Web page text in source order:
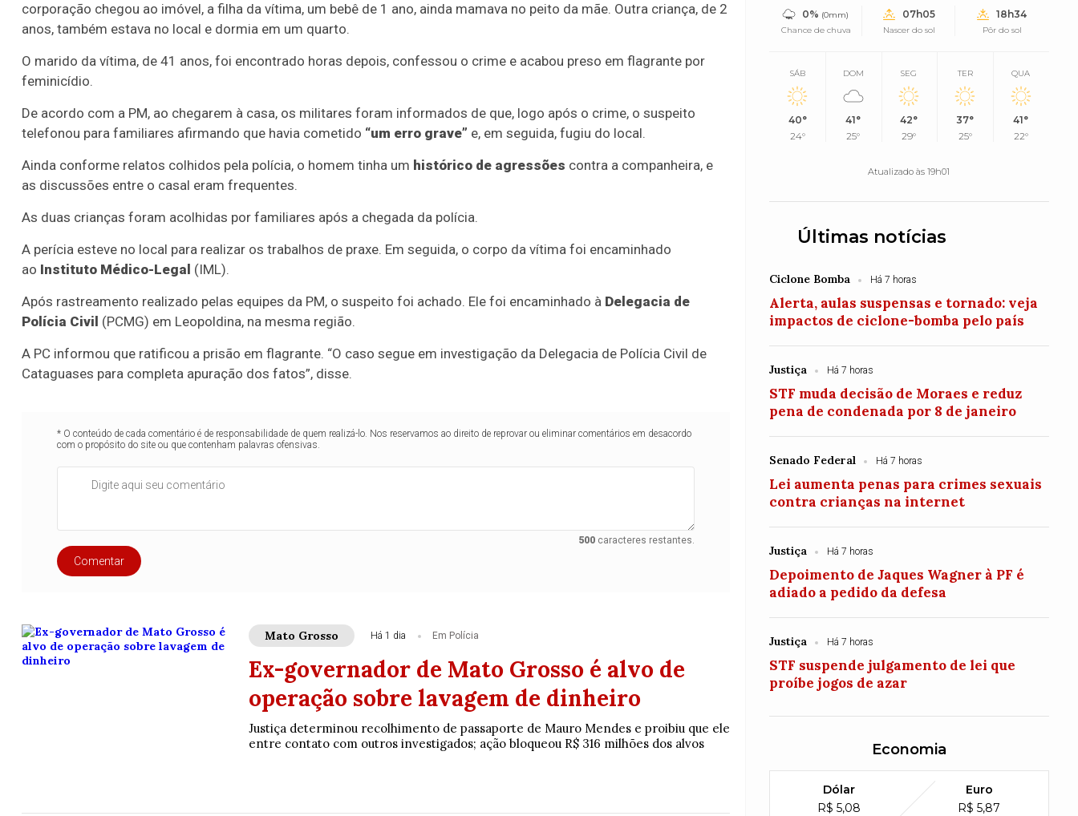
corporação chegou ao imóvel, a filha da vítima, um bebê de 1 ano, ainda mamava no peito da mãe. Outra criança, de 2
anos, também estava no local e dormia em um quarto.
O marido da vítima, de 41 anos, foi encontrado horas depois, confessou o crime e acabou preso em flagrante por
feminicídio.
De acordo com a PM, ao chegarem à casa, os militares foram informados de que, logo após o crime, o suspeito
telefonou para familiares afirmando que havia cometido “um erro grave” e, em seguida, fugiu do local.
Ainda conforme relatos colhidos pela polícia, o homem tinha um histórico de agressões contra a companheira, e
as discussões entre o casal eram frequentes.
As duas crianças foram acolhidas por familiares após a chegada da polícia.
A perícia esteve no local para realizar os trabalhos de praxe. Em seguida, o corpo da vítima foi encaminhado
ao Instituto Médico-Legal (IML).
Após rastreamento realizado pelas equipes da PM, o suspeito foi achado. Ele foi encaminhado à Delegacia de
Polícia Civil (PCMG) em Leopoldina, na mesma região.
A PC informou que ratificou a prisão em flagrante. “O caso segue em investigação da Delegacia de Polícia Civil de
Cataguases para completa apuração dos fatos”, disse.
* O conteúdo de cada comentário é de responsabilidade de quem realizá-lo. Nos reservamos ao direito de reprovar ou eliminar comentários em desacordo
com o propósito do site ou que contenham palavras ofensivas.
500caracteres restantes.
Comentar
Mato Grosso Há 1 dia Em Polícia
Ex-governador de Mato Grosso é alvo de
operação sobre lavagem de dinheiro
Justiça determinou recolhimento de passaporte de Mauro Mendes e proibiu que ele
entre contato com outros investigados; ação bloqueou R$ 316 milhões dos alvos
0% (0mm)
Chance de chuva
07h05
Nascer do sol
18h34
Pôr do sol
SÁB
40°
24°
DOM
41°
25°
SEG
42°
29°
TER
37°
25°
QUA
41°
22°
Atualizado às 19h01
Últimas notícias
Ciclone Bomba Há 7 horas
Alerta, aulas suspensas e tornado: veja
impactos de ciclone-bomba pelo país
Justiça Há 7 horas
STF muda decisão de Moraes e reduz
pena de condenada por 8 de janeiro
Senado Federal Há 7 horas
Lei aumenta penas para crimes sexuais
contra crianças na internet
Justiça Há 7 horas
Depoimento de Jaques Wagner à PF é
adiado a pedido da defesa
Justiça Há 7 horas
STF suspende julgamento de lei que
proíbe jogos de azar
Economia
Dólar
R$ 5,08
Euro
R$ 5,87